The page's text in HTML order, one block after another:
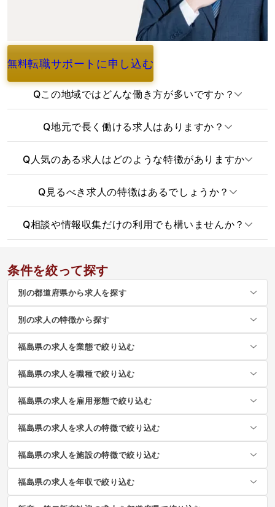
無料転職サポートに申し込む
よくあるご質問
Qこの地域ではどんな働き方が多いですか？
Q地元で長く働ける求人はありますか？
Q人気のある求人はどのような特徴がありますか
Q 見るべき求人の特徴はあるでしょうか？
Q相談や情報収集だけの利用でも構いませんか？
条件を絞って探す
別の都道府県から求人を探す
別の求人の特徴から探す
福島県の求人を業態で絞り込む
福島県の求人を職種で絞り込む
福島県の求人を雇用形態で絞り込む
福島県の求人を求人の特徴で絞り込む
福島県の求人を施設の特徴で絞り込む
福島県の求人を年収で絞り込む